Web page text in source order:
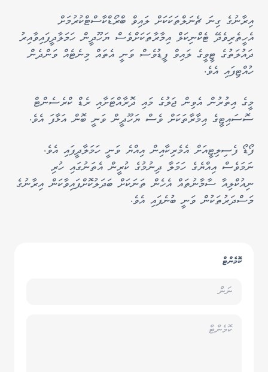
އިރާނުގެ ގިނަ ޗެނަލްތަކަކަށް ލައިވް ބްރޯޑްކާސްޓްކުރުމަށް
އެހީތެރިވެދޭ ޓެކްނިކަލް އިމާރާތަކަށްވެސް ޔަހޫދީން ހަމަލާދީފައިވާއިރު
ދައުލަތުގެ ޓީވީގެ ލައިވް ފީޑުވެސް ވަނީ އެތައް މިނެޓެއް ވަންދެން
ހުއްޓިފައި އެވެ.
މީގެ އިތުރުން އެވިން ޖަލުގެ މައި ދޮރާއްޓަށާއި ރެޑް ކްރެސެންޓް
ސޮސައިޓީގެ އިމާރާތަކަށް ވެސް ޔަހޫދީން ވަނީ ބޮން އަޅާފަ އެވެ.
ފޯޑޯ ފެސިލިޓީއަށް އެމެރިކާއިން އިއްޔެ ވަނީ ހަމަލާދީފައި އެވެ.
ނަމަވެސް އިއްޔެގެ ހަމަލާ ދިނުމުގެ ކުރީން އެތަނުގައި ހުރި
ނިއުކްލިއާ ސާމާނުތައް އެހެން ތަނަކަށް ބަދަލުކޮށްފައިވާކަން އިރާނުގެ
މަސްދަރުތަކުން ވަނީ ބުނެފައި އެވެ.
ކޮމެންޓް